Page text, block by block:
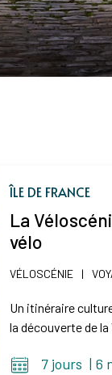
ÎLE DE FRANCE
La
vélo
VÉLOSCÉNIE |
Un itinéraire
la découverte de la
7 jours | 6